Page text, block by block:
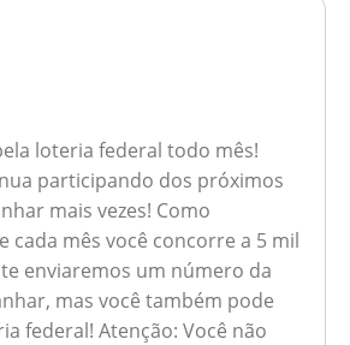
loteria federal todo mês!
participando dos próximos
mais vezes! Como
cada mês você concorre a 5 mil
enviaremos um número da
mas você também pode
federal!Atenção: Você não